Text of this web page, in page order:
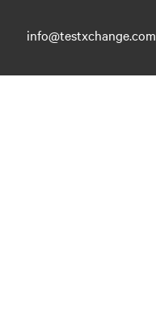
info@testxchange.com